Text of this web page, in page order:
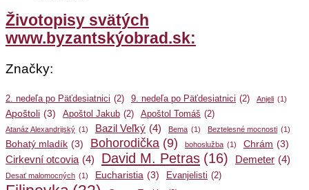
Životopisy svätých
www.byzantskýobrad.sk:
Značky:
2. nedeľa po Päťdesiatnici (2) 9. nedeľa po Päťdesiatnici (2) Anjeli (1)
Apoštoli (3) Apoštol Jakub (2) Apoštol Tomáš (2)
Atanáz Alexandrijský (1) Bazil Veľký (4) Bema (1) Beztelesné mocnosti (1)
Bohatý mladík (3) Bohorodička (9) bohoslužba (1) Chrám (3)
Cirkevní otcovia (4) David M. Petras (16) Demeter (4)
Desať malomocných (1) Eucharistia (3) Evanjelisti (2)